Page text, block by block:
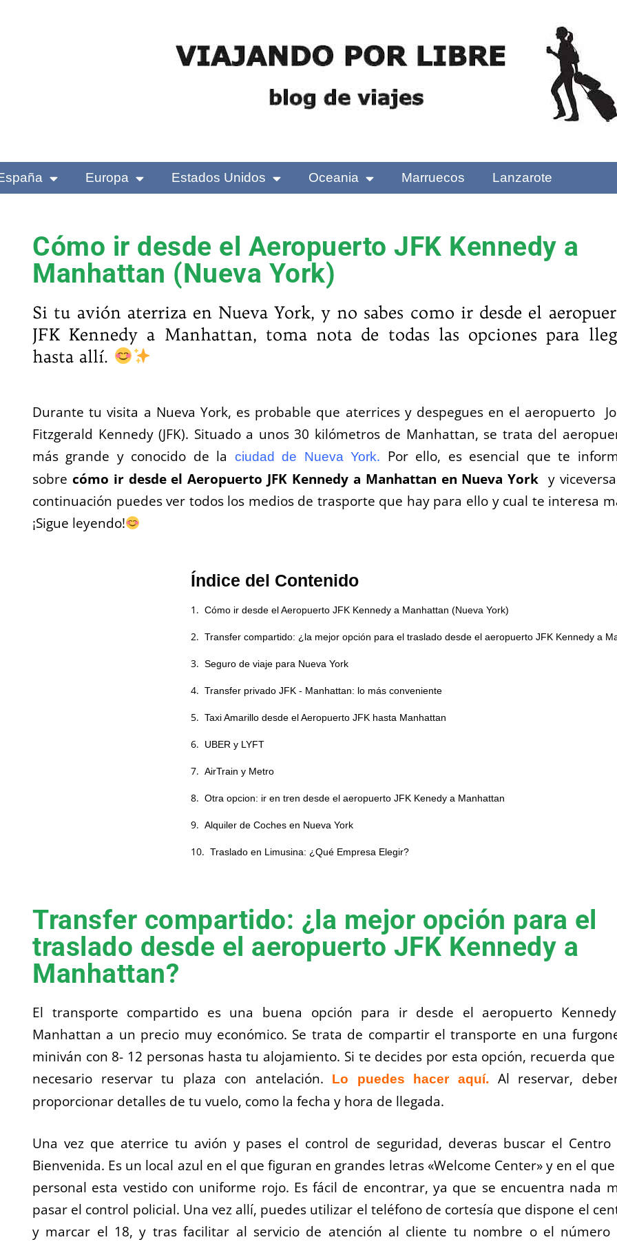
Europa Estados Unidos Oceania Marruecos Lanzarote
Cómo ir desde el Aeropuerto JFK Kennedy a
Manhattan (Nueva York)
Si tu avión aterriza en Nueva York, y no sabes como ir desde el
JFK Kennedy a Manhattan, toma nota de todas las opciones para
hasta allí.
Durante tu visita a Nueva York, es probable que aterrices y despegues en el aeropuerto
Fitzgerald Kennedy (JFK). Situado a unos 30 kilómetros de Manhattan, se trata del
más grande y conocido de la
ciudad de Nueva York. Por ello, es esencial que te
sobre cómo ir desde el Aeropuerto JFK Kennedy a Manhattan en Nueva York y
continuación puedes ver todos los medios de trasporte que hay para ello y cual te interesa
¡Sigue leyendo!
Índice del Contenido
Cómo ir desde el Aeropuerto JFK Kennedy a Manhattan (Nueva York)
Seguro de viaje para Nueva York
Transfer privado JFK - Manhattan: lo más conveniente
Taxi Amarillo desde el Aeropuerto JFK hasta Manhattan
UBER y LYFT
AirTrain y Metro
Otra opcion: ir en tren desde el aeropuerto JFK Kenedy a Manhattan
Alquiler de Coches en Nueva York
Traslado en Limusina: ¿Qué Empresa Elegir?
Transfer compartido: ¿la mejor opción para el
traslado desde el aeropuerto JFK Kennedy a
Manhattan?
El transporte compartido es una buena opción para ir desde el aeropuerto
Manhattan a un precio muy económico. Se trata de compartir el transporte en una
miniván con 8- 12 personas hasta tu alojamiento. Si te decides por esta opción, recuerda
necesario reservar tu plaza con antelación.
Lo puedes hacer aquí. Al reservar,
proporcionar detalles de tu vuelo, como la fecha y hora de llegada.
Una vez que aterrice tu avión y pases el control de seguridad, deveras buscar el Centro
Bienvenida. Es un local azul en el que figuran en grandes letras «Welcome Center» y en el que
personal esta vestido con uniforme rojo. Es fácil de encontrar, ya que se encuentra nada
pasar el control policial. Una vez allí, puedes utilizar el teléfono de cortesía que dispone el
y marcar el 18, y tras facilitar al servicio de atención al cliente tu nombre o el número